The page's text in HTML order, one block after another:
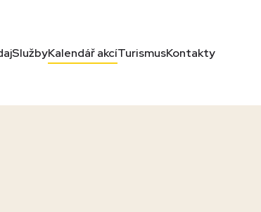
SlužbyKalendář akcíTurismusKontakty